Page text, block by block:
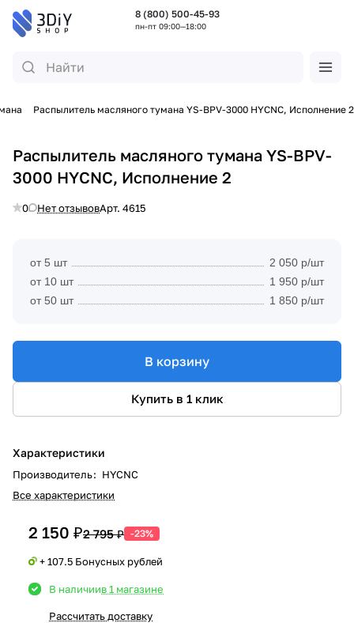
8 (800) 500-45-93
пн-пт 09:00—18:00
Распылитель масляного тумана YS-BPV-3000 HYCNC, Исполнение 2
Распылитель масляного тумана YS-BPV-
3000 HYCNC, Исполнение 2
0 Нет отзывовАрт. 4615
от 5 шт
2 050 р/шт
от 10 шт
1 950 р/шт
от 50 шт
1 850 р/шт
В корзину
Купить в 1 клик
Характеристики
Производитель: HYCNC
Все характеристики
2 150 ₽2 795 ₽ -23%
+ 107.5 Бонусных рублей
В наличиив 1 магазине
Рассчитать доставку